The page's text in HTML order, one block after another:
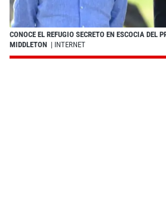
CONOCE EL REFUGIO SECRETO EN ESCOCIA DEL
MIDDLETON | INTERNET